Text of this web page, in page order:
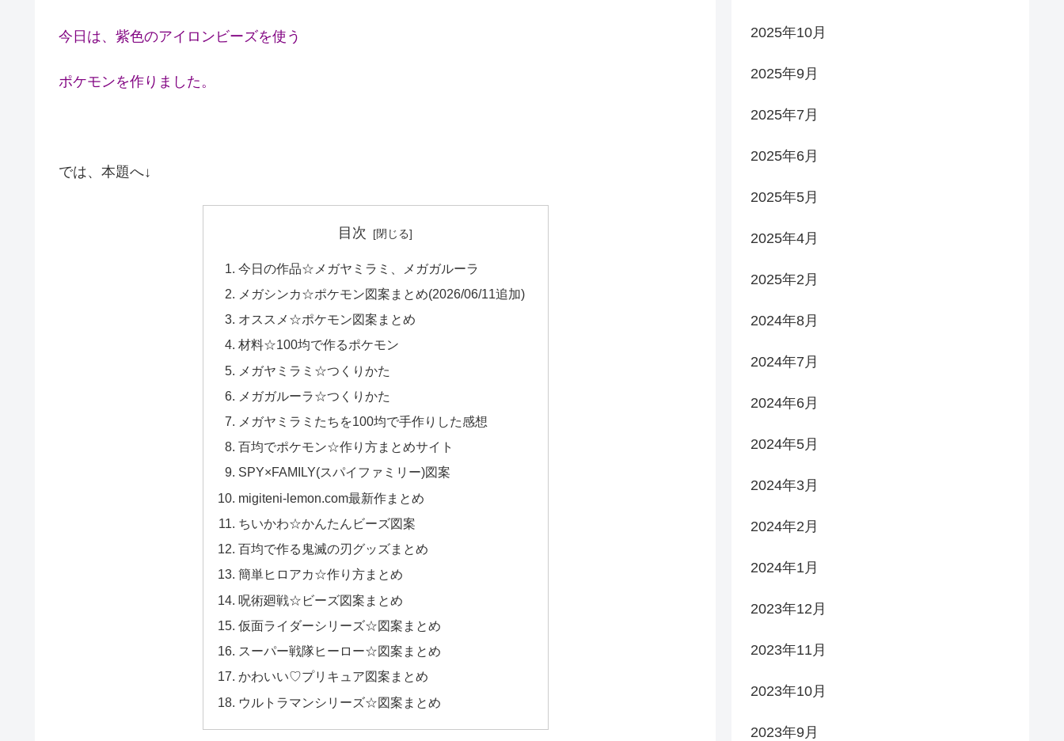
今日は、紫色のアイロンビーズを使う
ポケモンを作りました。
では、本題へ↓
目次
今日の作品☆メガヤミラミ、メガガルーラ
メガシンカ☆ポケモン図案まとめ(2026/06/11追加)
オススメ☆ポケモン図案まとめ
材料☆100均で作るポケモン
メガヤミラミ☆つくりかた
メガガルーラ☆つくりかた
メガヤミラミたちを100均で手作りした感想
百均でポケモン☆作り方まとめサイト
SPY×FAMILY(スパイファミリー)図案
migiteni-lemon.com最新作まとめ
ちいかわ☆かんたんビーズ図案
百均で作る鬼滅の刃グッズまとめ
簡単ヒロアカ☆作り方まとめ
呪術廻戦☆ビーズ図案まとめ
仮面ライダーシリーズ☆図案まとめ
スーパー戦隊ヒーロー☆図案まとめ
かわいい♡プリキュア図案まとめ
ウルトラマンシリーズ☆図案まとめ
2025年10月
2025年9月
2025年7月
2025年6月
2025年5月
2025年4月
2025年2月
2024年8月
2024年7月
2024年6月
2024年5月
2024年3月
2024年2月
2024年1月
2023年12月
2023年11月
2023年10月
2023年9月